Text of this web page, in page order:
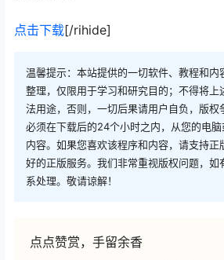
点击下载[/rihide]
温馨提示：本站提供的一切软件、教程和内
整理，仅限用于学习和研究目的；不得将上
法用途，否则，一切后果请用户自负，版权
必须在下载后的24个小时之内，从您的电
内容。如果您喜欢该程序和内容，请支持正
好的正版服务。我们非常重视版权问题，如
系处理。敬请谅解！
点点赞赏，手留余香